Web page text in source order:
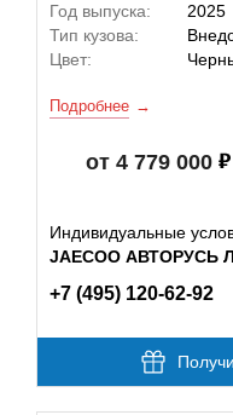
Год выпуска:
2025
Тип кузова:
Цвет:
Подробнее
от 4 779 000
Индивидуальные
JAECOO
+7 (495) 120-62-92